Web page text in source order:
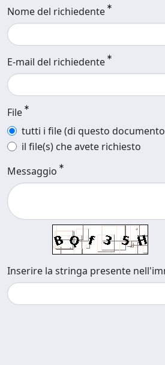
Nome del richiedente
E-mail del richiedente
File
tutti i file (di questo
il file(s) che avete richiesto
Messaggio
Inserire la stringa presente